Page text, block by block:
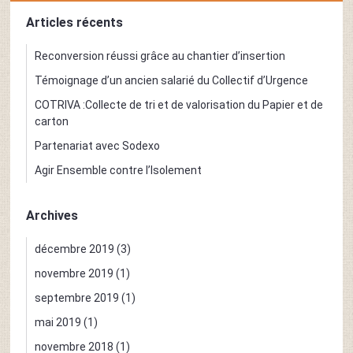
options
peuvent
choisies
la
page
sur
page
du
Articles récents
Reconversion réussi grâce au chantier d’insertion
Témoignage d’un ancien salarié du Collectif d’Urgence
COTRIVA :Collecte de tri et de valorisation du Papier et de
carton
Partenariat avec Sodexo
Agir Ensemble contre l’Isolement
Archives
décembre 2019 (3)
novembre 2019 (1)
septembre 2019 (1)
mai 2019 (1)
novembre 2018 (1)